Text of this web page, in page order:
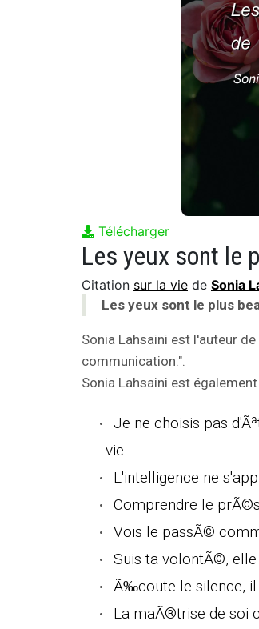
Télécharger
Les yeux sont le
Citation sur la vie de Sonia
Les yeux sont le plus
Sonia Lahsaini est l'auteur de
communication.".
Sonia Lahsaini est
Je ne choisis pas
vie.
L'intelligence ne
Comprendre le
Vois le passÃ©
Suis ta volontÃ©,
Ã‰coute le silence, il
La maÃ®trise de soi